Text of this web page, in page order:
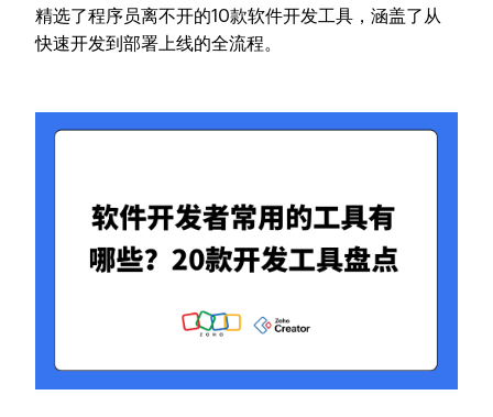
精选了程序员离不开的10款软件开发工具，涵盖了从
快速开发到部署上线的全流程。